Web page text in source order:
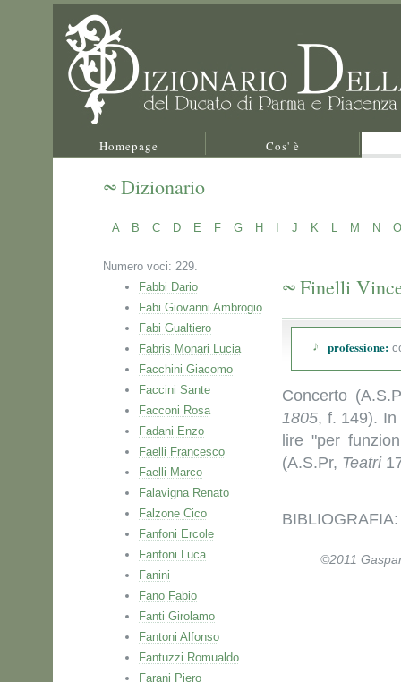
Homepage Cos' è
Dizionario
A B C D E F G H J K L M N O
Numero voci: 229.
Fabbi Dario
Fabi Giovanni Ambrogio
Fabi Gualtiero
Fabris Monari Lucia
Facchini Giacomo
Faccini Sante
Facconi Rosa
Fadani Enzo
Faelli Francesco
Faelli Marco
Falavigna Renato
Falzone Cico
Fanfoni Ercole
Fanfoni Luca
Fanini
Fano Fabio
Fanti Girolamo
Fantoni Alfonso
Fantuzzi Romualdo
Farani Piero
Finelli
professione:
Concerto
1805, f. 149).
lire "per
(A.S.Pr, Teatri
©2011